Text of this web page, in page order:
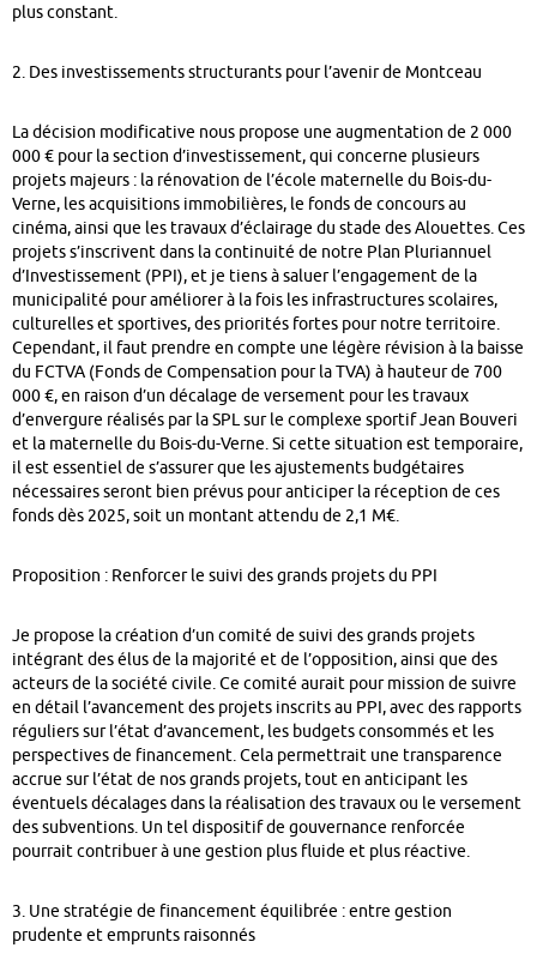
plus constant.
2. Des investissements structurants pour l’avenir de Montceau
La décision modificative nous propose une augmentation de 2 000
000 € pour la section d’investissement, qui concerne plusieurs
projets majeurs : la rénovation de l’école maternelle du Bois-du-
Verne, les acquisitions immobilières, le fonds de concours au
cinéma, ainsi que les travaux d’éclairage du stade des Alouettes. Ces
projets s’inscrivent dans la continuité de notre Plan Pluriannuel
d’Investissement (PPI), et je tiens à saluer l’engagement de la
municipalité pour améliorer à la fois les infrastructures scolaires,
culturelles et sportives, des priorités fortes pour notre territoire.
Cependant, il faut prendre en compte une légère révision à la baisse
du FCTVA (Fonds de Compensation pour la TVA) à hauteur de 700
000 €, en raison d’un décalage de versement pour les travaux
d’envergure réalisés par la SPL sur le complexe sportif Jean Bouveri
et la maternelle du Bois-du-Verne. Si cette situation est temporaire,
il est essentiel de s’assurer que les ajustements budgétaires
nécessaires seront bien prévus pour anticiper la réception de ces
fonds dès 2025, soit un montant attendu de 2,1 M€.
Proposition : Renforcer le suivi des grands projets du PPI
Je propose la création d’un comité de suivi des grands projets
intégrant des élus de la majorité et de l’opposition, ainsi que des
acteurs de la société civile. Ce comité aurait pour mission de suivre
en détail l’avancement des projets inscrits au PPI, avec des rapports
réguliers sur l’état d’avancement, les budgets consommés et les
perspectives de financement. Cela permettrait une transparence
accrue sur l’état de nos grands projets, tout en anticipant les
éventuels décalages dans la réalisation des travaux ou le versement
des subventions. Un tel dispositif de gouvernance renforcée
pourrait contribuer à une gestion plus fluide et plus réactive.
3. Une stratégie de financement équilibrée : entre gestion
prudente et emprunts raisonnés